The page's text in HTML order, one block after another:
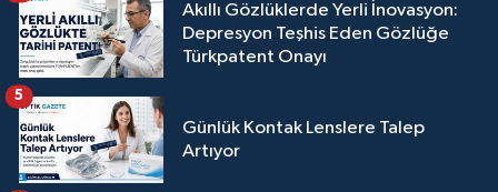
Akıllı Gözlüklerde Yerli İnovasyon:
Depresyon Teşhis Eden Gözlüğe
Türkpatent Onayı
Günlük Kontak Lenslere Talep
Artıyor
5